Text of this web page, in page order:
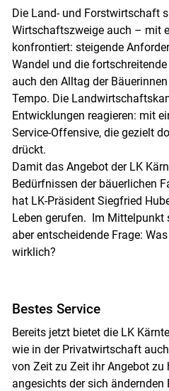
Die Land- und Forstwirtschaft
Wirtschaftszweige auch – mit
konfrontiert: steigende
Wandel und die
auch den Alltag der
Tempo. Die
Entwicklungen reagieren: mit
Service-Offensive, die gezielt
drückt.
Damit das Angebot der LK
Bedürfnissen der bäuerlichen
hat LK-Präsident Siegfried
Leben gerufen. Im Mittelpunkt
aber entscheidende Frage:
wirklich?
Bestes Service
Bereits jetzt bietet die LK
wie in der Privatwirtschaft
von Zeit zu Zeit ihr Angebot zu
angesichts der sich ändernden